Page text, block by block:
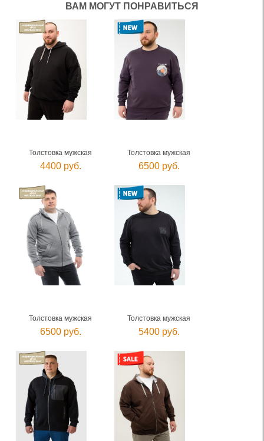
ВАМ МОГУТ ПОНРАВИТЬСЯ
Толстовка мужская
4400 руб.
Толстовка мужская
6500 руб.
Толстовка мужская
6500 руб.
Толстовка мужская
5400 руб.